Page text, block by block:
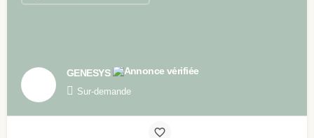
GENESYS
Sur-demande